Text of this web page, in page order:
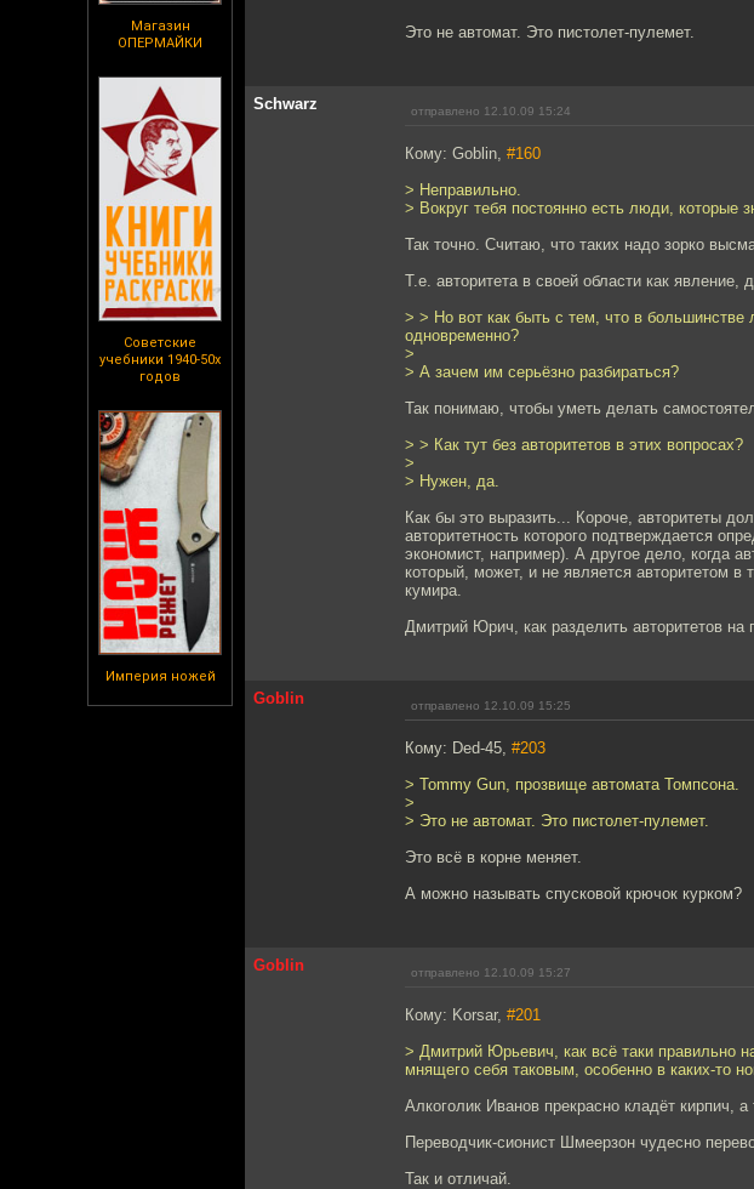
Магазин
ОПЕРМАЙКИ
Советские
учебники 1940-50х
годов
Империя ножей
Это не автомат. Это пистолет-пулемет.
Schwarz отправлено 12.10.09 15:24
Кому: Goblin, #160
> Неправильно.
> Вокруг тебя постоянно есть люди, которые
Так точно. Считаю, что таких надо зорко
Т.е. авторитета в своей области как явление,
> > Но вот как быть с тем, что в большинстве
одновременно?
>
> А зачем им серьёзно разбираться?
Так понимаю, чтобы уметь делать
> > Как тут без авторитетов в этих вопросах?
>
> Нужен, да.
Как бы это выразить... Короче, авторитеты
авторитетность которого подтверждается
экономист, например). А другое дело, когда
который, может, и не является авторитетом в
кумира.
Дмитрий Юрич, как разделить авторитетов на
Goblin отправлено 12.10.09 15:25
Кому: Ded-45, #203
> Tommy Gun, прозвище автомата Томпсона.
>
> Это не автомат. Это пистолет-пулемет.
Это всё в корне меняет.
А можно называть спусковой крючок курком?
Goblin отправлено 12.10.09 15:27
Кому: Korsar, #201
> Дмитрий Юрьевич, как всё таки правильно
мнящего себя таковым, особенно в каких-то
Алкоголик Иванов прекрасно кладёт кирпич,
Переводчик-сионист Шмеерзон чудесно
Так и отличай.